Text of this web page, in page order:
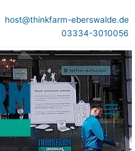
host@thinkfarm-eberswalde.de
03334-3010056